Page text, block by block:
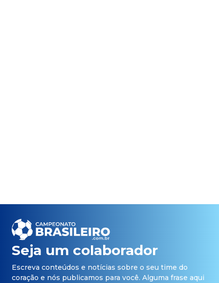
Seja um colaborador
Escreva conteúdos e notícias sobre o seu time do
coração e nós publicamos para você. Alguma frase aqui